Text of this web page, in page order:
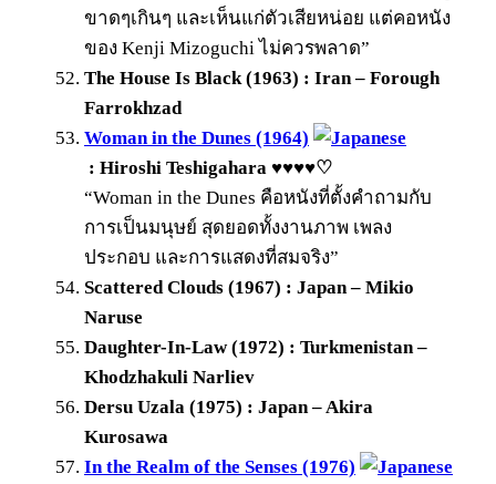
ขาดๆเกินๆ และเห็นแก่ตัวเสียหน่อย แต่คอหนัง
ของ Kenji Mizoguchi ไม่ควรพลาด”
The House Is Black (1963) : Iran – Forough
Farrokhzad
Woman in the Dunes (1964)
: Hiroshi Teshigahara ♥♥♥♥♡
“Woman in the Dunes คือหนังที่ตั้งคำถามกับ
การเป็นมนุษย์ สุดยอดทั้งงานภาพ เพลง
ประกอบ และการแสดงที่สมจริง”
Scattered Clouds (1967) : Japan – Mikio
Naruse
Daughter-In-Law (1972) : Turkmenistan –
Khodzhakuli Narliev
Dersu Uzala (1975) : Japan – Akira
Kurosawa
In the Realm of the Senses (1976)